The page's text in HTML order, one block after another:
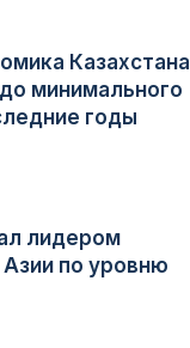
Казахстана
минимального
годы
лидером
по уровню